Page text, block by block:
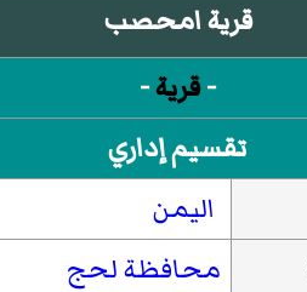
قرية امحصب
-قرية-
تقسيم إداري
اليمن
محافظة لحج